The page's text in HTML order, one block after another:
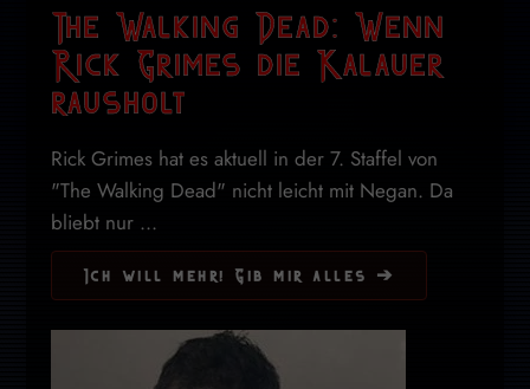
The Walking Dead: Wenn
Rick Grimes die Kalauer
rausholt
Rick Grimes hat es aktuell in der 7. Staffel von
"The Walking Dead" nicht leicht mit Negan. Da
bliebt nur ...
Ich will mehr! Gib mir alles ➔